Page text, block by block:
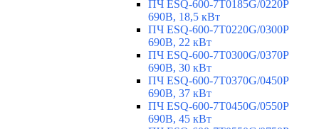
ПЧ ESQ-600-7T0185G/0220P
690В, 18,5 кВт
ПЧ ESQ-600-7T0220G/0300P
690В, 22 кВт
ПЧ ESQ-600-7T0300G/0370P
690В, 30 кВт
ПЧ ESQ-600-7T0370G/0450P
690В, 37 кВт
ПЧ ESQ-600-7T0450G/0550P
690В, 45 кВт